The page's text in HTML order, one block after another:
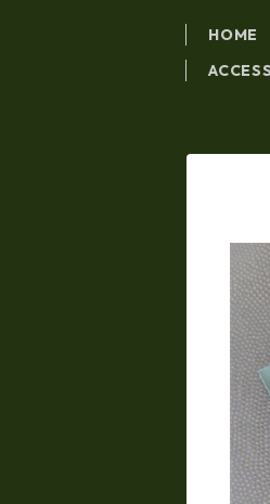
HOME
ACCESS